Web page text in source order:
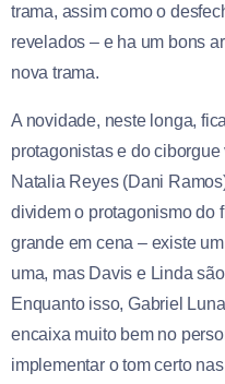
trama, assim como o
revelados – e ha um bons
nova trama.
A novidade, neste longa,
protagonistas e do
Natalia Reyes (Dani
dividem o protagonismo do
grande em cena – existe
uma, mas Davis e Linda
Enquanto isso, Gabriel
encaixa muito bem no
implementar o tom certo